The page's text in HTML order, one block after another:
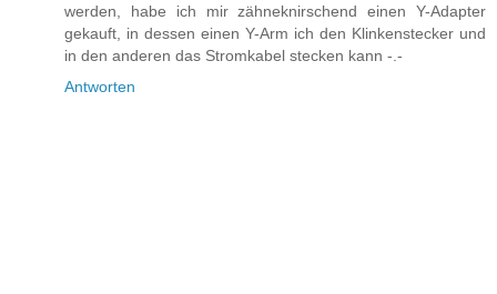
werden, habe ich mir zähneknirschend einen Y-Adapter
gekauft, in dessen einen Y-Arm ich den Klinkenstecker und
in den anderen das Stromkabel stecken kann -.-
Antworten